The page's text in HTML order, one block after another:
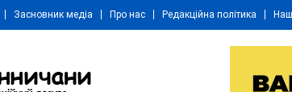
Засновник медіа Про нас Редакційна політика